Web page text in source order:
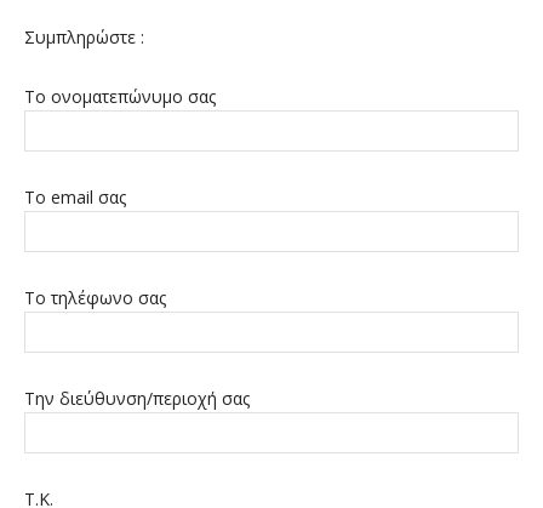
Συμπληρώστε :
Το ονοματεπώνυμο σας
Το email σας
Το τηλέφωνο σας
Την διεύθυνση/περιοχή σας
Τ.Κ.